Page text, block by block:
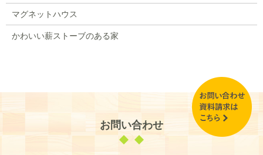
マグネットハウス
かわいい薪ストーブのある家
お問い合わせ